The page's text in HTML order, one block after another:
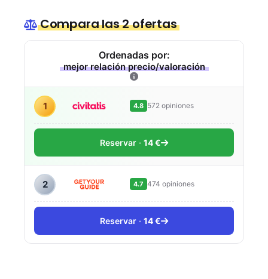
Compara las 2 ofertas
Ordenadas por:
mejor relación precio/valoración
1 4.8 572 opiniones
Reservar 14 €
2 4.7 474 opiniones
Reservar 14 €